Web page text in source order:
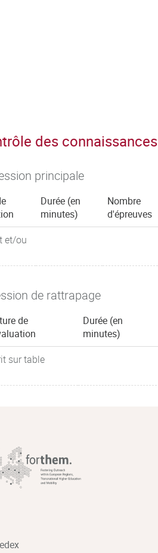
des connaissances
principale
Durée (en
minutes)
Nombre
d'épreuves
et/ou
de rattrapage
de
Durée (en
minutes)
sur table